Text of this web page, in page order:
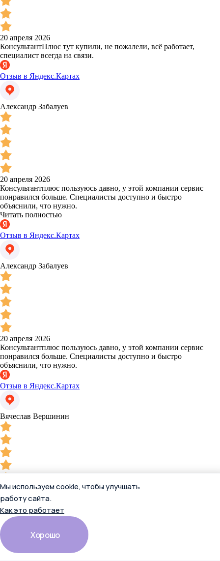
20 апреля 2026
КонсультантПлюс тут купили, не пожалели, всё работает,
специалист всегда на связи.
Отзыв в Яндекс.Картах
Александр Забалуев
20 апреля 2026
Консультантплюс пользуюсь давно, у этой компании сервис
понравился больше. Специалисты доступно и быстро
объяснили, что нужно.
Читать полностью
Отзыв в Яндекс.Картах
Александр Забалуев
20 апреля 2026
Консультантплюс пользуюсь давно, у этой компании сервис
понравился больше. Специалисты доступно и быстро
объяснили, что нужно.
Отзыв в Яндекс.Картах
Вячеслав Вершинин
13 апреля 2026
Имею огромный опыт работы с КонсультантПлюс, разного
формата. Всегда показывают надёжность, честность и
достоверность в решении поставленных вопросов.
Индивидуальный подход работников КонсультантПлюс на
высоком уровне. Сама СПС "КонсультантПлюс" развивается и
не стоит на месте. Советую, приобретаёте - действительно
надежная правовая система.
Мы используем cookie, чтобы улучшать
работу сайта.
Как это работает
Хорошо